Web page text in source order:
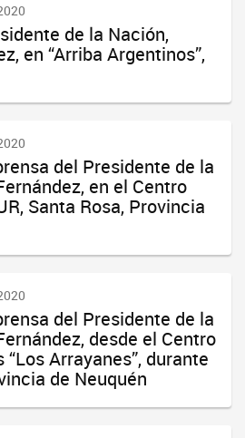
de la Nación,
en “Arriba Argentinos”,
del Presidente de la
en el Centro
Santa Rosa, Provincia
del Presidente de la
desde el Centro
Arrayanes”, durante
de Neuquén